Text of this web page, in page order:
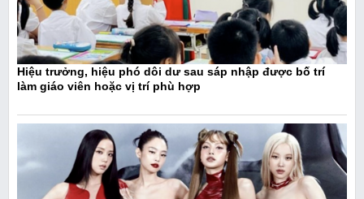
Hiệu trưởng, hiệu phó dôi dư sau sáp nhập được bố trí
làm giáo viên hoặc vị trí phù hợp